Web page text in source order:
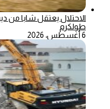
الاحتلال يعتقل شابا من
طولكرم
6 أغسطس، 2026